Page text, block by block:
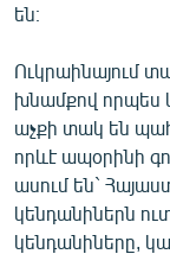
են։
Ուկրաինայում
խնամքով որպես
աչքի տակ են
որևէ ապօրինի
ասում են`
կենդանիներն
կենդանիները,